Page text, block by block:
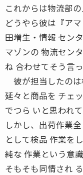
これからは物流部
どうやら彼は『ア
田増生・情報 セン
マゾンの 物流セン
ね 合わせてそう言
彼が担当したのは
延々と商品を チェ
でつら いと思われて
しかし、出荷作業
として検品 作業を
純な 作業という意
そもそも同情され